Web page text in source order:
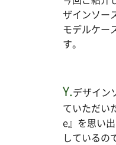
ザインソー
モデルケー
す。
Y.デザイン
ていただい
e』を思い
しているの